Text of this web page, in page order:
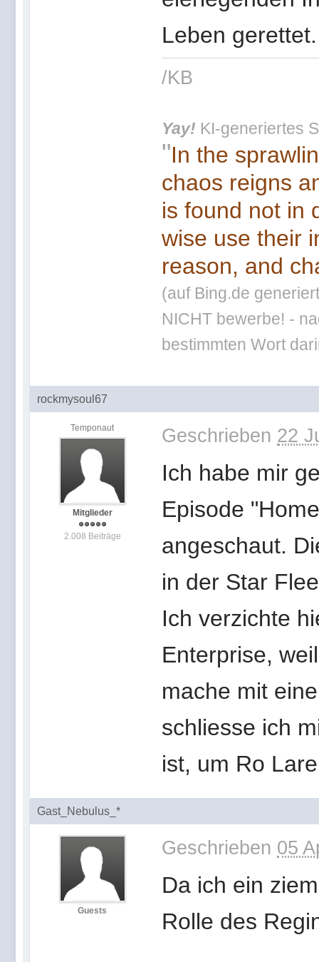
Leben
/KB
Yay! KI-generiertes
"In the
chaos reigns
is found not in
wise use their
reason, and
(auf Bing.de
NICHT bewerbe! -
bestimmten Wort
rockmysoul67
Temponaut
Mitglieder
2.008 Beiträge
Geschrieben 22
Ich habe mir
Episode
angeschaut.
in der Star
Ich verzichte
Enterprise,
mache mit
schliesse ich
ist, um Ro
Gast_Nebulus_*
Guests
Geschrieben 05
Da ich ein
Rolle des